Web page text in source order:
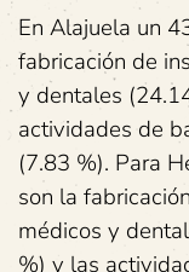
En Alajuela un
fabricación de
y dentales
actividades de
(7.83 %). Para
son la
médicos y
%) y las